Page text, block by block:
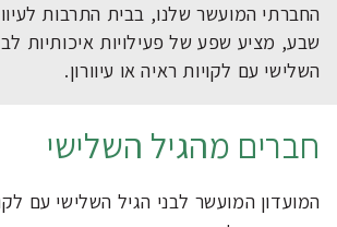
החברתי המועשר שלנו, בבית התרבות
שבע, מציע שפע של פעילויות איכותיות
השלישי עם לקויות ראיה או עיוורון.
חברים מהגיל השלישי
המועדון המועשר לבני הגיל השלישי עם